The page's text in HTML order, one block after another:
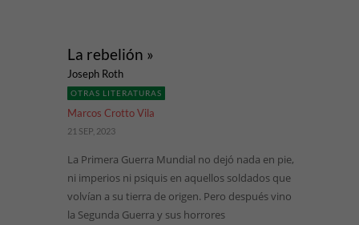
La rebelión »
Joseph Roth
OTRAS LITERATURAS
Marcos Crotto Vila
21 SEP, 2023
La Primera Guerra Mundial no dejó nada en pie,
ni imperios ni psiquis en aquellos soldados que
volvían a su tierra de origen. Pero después vino
la Segunda Guerra y sus horrores